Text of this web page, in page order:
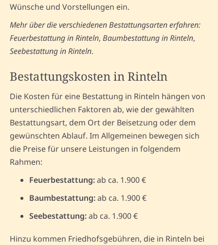
Wünsche und Vorstellungen ein.
Mehr über die verschiedenen Bestattungsarten erfahren:
Feuerbestattung in Rinteln, Baumbestattung in Rinteln,
Seebestattung in Rinteln.
Bestattungskosten in Rinteln
Die Kosten für eine Bestattung in Rinteln hängen von
unterschiedlichen Faktoren ab, wie der gewählten
Bestattungsart, dem Ort der Beisetzung oder dem
gewünschten Ablauf. Im Allgemeinen bewegen sich
die Preise für unsere Leistungen in folgendem
Rahmen:
Feuerbestattung:ab ca. 1.900 €
Baumbestattung:ab ca. 1.900 €
Seebestattung:ab ca. 1.900 €
Hinzu kommen Friedhofsgebühren, die in Rinteln bei